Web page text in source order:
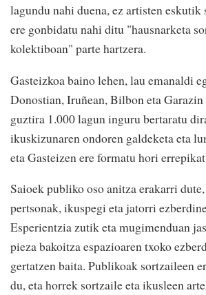
lagundu nahi duena, ez artisten
ere gonbidatu nahi ditu "hausnarketa
kolektiboan" parte hartzera.
Gasteizkoa baino lehen, lau emanaldi
Donostian, Iruñean, Bilbon eta Garazin
guztira 1.000 lagun inguru bertaratu
ikuskizunaren ondoren galdeketa eta
eta Gasteizen ere formatu hori
Saioek publiko oso anitza erakarri
pertsonak, ikuspegi eta jatorri
Esperientzia zutik eta mugimenduan
pieza bakoitza espazioaren txoko
gertatzen baita. Publikoak sortzaileen
du, eta horrek sortzaile eta ikusleen